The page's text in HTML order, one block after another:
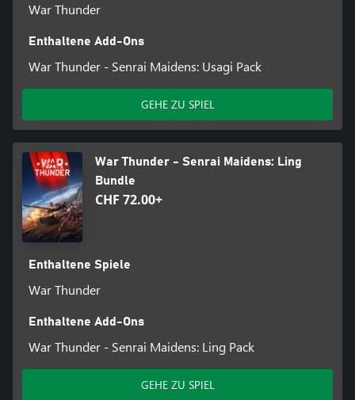
War Thunder
Enthaltene Add-Ons
War Thunder - Senrai Maidens: Usagi Pack
GEHE ZU SPIEL
War Thunder - Senrai Maidens: Ling
Bundle
CHF 72.00+
Enthaltene Spiele
War Thunder
Enthaltene Add-Ons
War Thunder - Senrai Maidens: Ling Pack
GEHE ZU SPIEL